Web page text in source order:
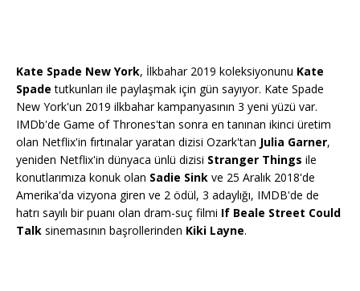
Kate Spade New York, İlkbahar 2019 koleksiyonunu Kate
Spade tutkunları ile paylaşmak için gün sayıyor. Kate Spade
New York'un 2019 ilkbahar kampanyasının 3 yeni yüzü var.
IMDb'de Game of Thrones'tan sonra en tanınan ikinci üretim
olan Netflix'in fırtınalar yaratan dizisi Ozark'tan Julia Garner,
yeniden Netflix'in dünyaca ünlü dizisi Stranger Things ile
konutlarımıza konuk olan Sadie Sink ve 25 Aralık 2018'de
Amerika'da vizyona giren ve 2 ödül, 3 adaylığı, IMDB'de de
hatrı sayılı bir puanı olan dram-suç filmi If Beale Street Could
Talk sinemasının başrollerinden Kiki Layne.